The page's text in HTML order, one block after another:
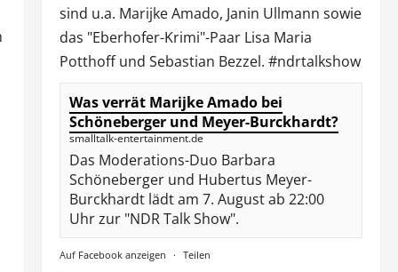
sind u.a. Marijke Amado, Janin Ullmann sowie
das "Eberhofer-Krimi"-Paar Lisa Maria
Potthoff und Sebastian Bezzel. #ndrtalkshow
Was verrät Marijke Amado bei
Schöneberger und Meyer-Burckhardt?
smalltalk-entertainment.de
Das Moderations-Duo Barbara
Schöneberger und Hubertus Meyer-
Burckhardt lädt am 7. August ab 22:00
Uhr zur "NDR Talk Show".
Auf Facebook anzeigen · Teilen